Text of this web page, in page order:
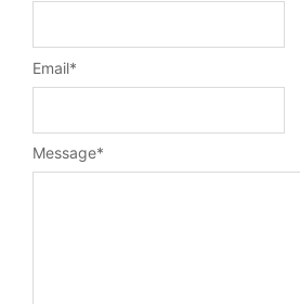
Message*
Email*